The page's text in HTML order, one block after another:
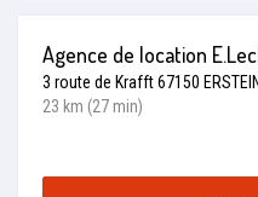
Agence de location
3 route de Krafft 67150 ERSTEIN
23 km (27 min)